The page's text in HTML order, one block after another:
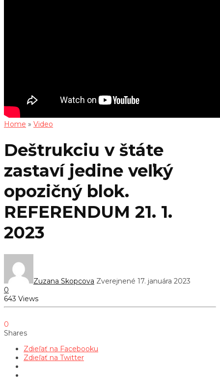
Home » Video
Deštrukciu v štáte
zastaví jedine veľký
opozičný blok.
REFERENDUM 21. 1.
2023
Zuzana Skopcova Zverejnené 17. januára 2023
0
643 Views
0
Shares
Zdieľať na Facebooku
Zdieľať na Twitter